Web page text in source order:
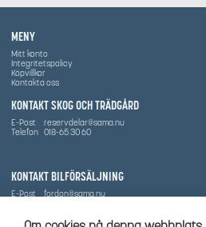
MENY
Mitt konto
Integritetspolicy
Köpvillkor
Kontakta oss
KONTAKT SKOG OCH TRÄDGÅRD
E-Post
reservdelar@sama.nu
Telefon 018-65 30 60
KONTAKT BILFÖRSÄLJNING
E-Post
fordon@sama.nu